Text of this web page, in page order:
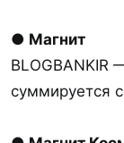
● Магнит
BLOGBANKIR
суммируется